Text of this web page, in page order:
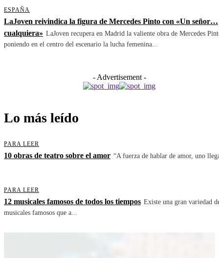
ESPAÑA
LaJoven reivindica la figura de Mercedes Pinto con «Un señor…
cualquiera» LaJoven recupera en Madrid la valiente obra de Mercedes
poniendo en el centro del escenario la lucha femenina...
- Advertisement -
Lo más leído
PARA LEER
10 obras de teatro sobre el amor “A fuerza de hablar de amor, uno
PARA LEER
12 musicales famosos de todos los tiempos Existe una gran variedad
musicales famosos que a...